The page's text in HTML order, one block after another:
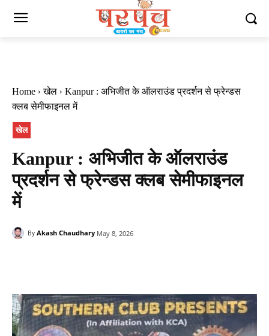
Home खेल
Kanpur : अभिजीत के ऑलराउंड प्रदर्शन से फ्रेन्डस
क्लब सेमीफाइनल में
खेल
Kanpur : अभिजीत के ऑलराउंड
प्रदर्शन से फ्रेन्डस क्लब सेमीफाइनल
में
By Akash Chaudhary May 8, 2026